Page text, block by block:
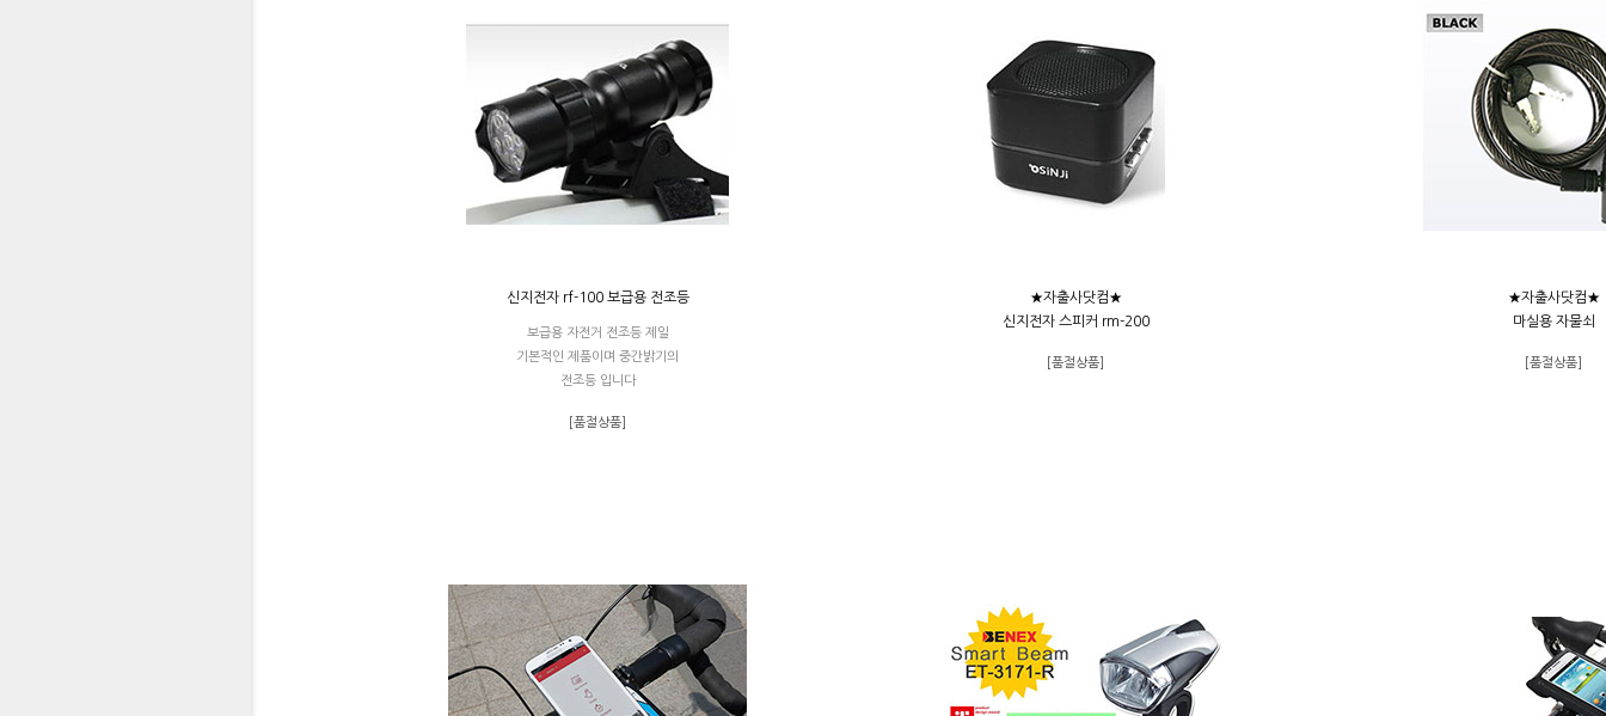
신지전자 rf-100 보급용 전조등
보급용 자전거 전조등 제일
기본적인 제품이며 중간밝기의
전조등 입니다
[품절상품]
★자출사닷컴★
신지전자 스피커 rm-200
[품절상품]
★자출사닷컴★
마실용 자물쇠
[품절상품]